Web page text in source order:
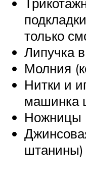
только
Липучка
Молния
Нитки и
машинка
Ножницы
штанины)